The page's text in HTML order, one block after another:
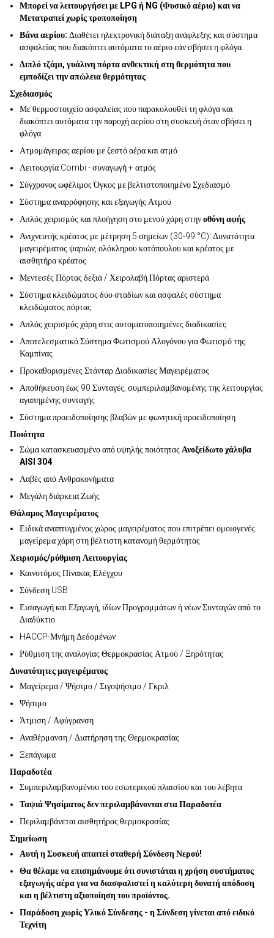
Μπορεί να λειτουργήσει με LPG ή NG (Φυσικό αέριο) και να
Μετατραπεί χωρίς τροποποίηση
Βάνα αερίου: Διαθέτει ηλεκτρονική διάταξη ανάφλεξης και σύστημα
ασφαλείας που διακόπτει αυτόματα το αέριο εάν σβήσει η φλόγα.
Διπλό τζάμι, γυάλινη πόρτα ανθεκτική στη θερμότητα που
εμποδίζει την απώλεια θερμότητας
Σχεδιασμός
Με θερμοστοιχείο ασφαλείας που παρακολουθεί τη φλόγα και
διακόπτει αυτόματα την παροχή αερίου στη συσκευή όταν σβήσει η
φλόγα
Ατμομάγειρας αερίου με ζεστό αέρα και ατμό
Λειτουργία Combi - συναγωγή + ατμός
Σύγχρονος ωφέλιμος Όγκος με βελτιστοποιημένο Σχεδιασμό
Σύστημα αναρρόφησης και εξαγωγής Ατμού
Απλός χειρισμός και πλοήγηση στο μενού χάρη στηνοθόνη αφής
Ανιχνευτής κρέατος με μέτρηση 5 σημείων (30-99 °C): Δυνατότητα
μαγειρέματος ψαριών, ολόκληρου κοτόπουλου και κρέατος με
αισθητήρα κρέατος
Μεντεσές Πόρτας δεξιά / Χειρολαβή Πόρτας αριστερά
Σύστημα κλειδώματος δύο σταδίων και ασφαλές σύστημα
κλειδώματος πόρτας
Απλός χειρισμός χάρη στις αυτοματοποιημένες διαδικασίες
Αποτελεσματικό Σύστημα Φωτισμού Αλογόνου για Φωτισμό της
Καμπίνας
Προκαθορισμένες Στάνταρ Διαδικασίες Μαγειρέματος
Αποθήκευση έως 90 Συνταγές, συμπεριλαμβανομένης της λειτουργίας
αγαπημένης συνταγής
Σύστημα προειδοποίησης βλαβών με φωνητική προειδοποίηση
Ποιότητα
Σώμα κατασκευασμένο από υψηλής ποιότητας Ανοξείδωτο χάλυβα
AISI 304
Λαβές από Ανθρακονήματα
Μεγάλη διάρκεια Ζωής
Θάλαμος Μαγειρέματος
Ειδικά αναπτυγμένος χώρος μαγειρέματος που επιτρέπει ομοιογενές
μαγείρεμα χάρη στη βέλτιστη κατανομή θερμότητας
Χειρισμός/ρύθμιση Λειτουργίας
Καινοτόμος Πίνακας Ελέγχου
Σύνδεση USB
Εισαγωγή και Εξαγωγή, ιδίων Προγραμμάτων ή νέων Συνταγών από το
Διαδύκτιο
HACCP-Μνήμη Δεδομένων
Ρύθμιση της αναλογίας Θερμοκρασίας Ατμού / Ξηρότητας
Δυνατότητες μαγειρέματος
Μαγείρεμα / Ψήσιμο / Σιγοψήσιμο / Γκριλ
Ψήσιμο
Άτμιση / Αφύγρανση
Αναθέρμανση / Διατήρηση της Θερμοκρασίας
Ξεπάγωμα
Παραδοτέα
Συμπεριλαμβανομένου του εσωτερικού πλαισίου και του λέβητα
Ταψιά Ψησίματος δεν περιλαμβάνονται στα Παραδοτέα
Περιλαμβάνεται αισθητήρας θερμοκρασίας
Σημείωση
Αυτή η Συσκευή απαιτεί σταθερή Σύνδεση Νερού!
Θα θέλαμε να επισημάνουμε ότι συνιστάται η χρήση συστήματος
εξαγωγής αέρα για να διασφαλιστεί η καλύτερη δυνατή απόδοση
και η βέλτιστη αξιοποίηση του προϊόντος.
Παράδοση χωρίς Υλικό Σύνδεσης - η Σύνδεση γίνεται από ειδικό
Τεχνίτη